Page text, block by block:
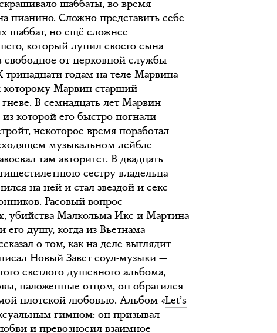
шаббаты, во время
пианино. Сложно представить себе
шаббат, но ещё сложнее
который лупил своего сына
от церковной службы
годам на теле Марвина
которому Марвин-старший
В семнадцать лет Марвин
которой его быстро погнали
некоторое время поработал
музыкальном лейбле
там авторитет. В двадцать
сестру владельца
на ней и стал звездой и секс-
Расовый вопрос
убийства Малкольма Икс и Мартина
душу, когда из Вьетнама
о том, как на деле выглядит
Новый Завет соул-музыки —
светлого душевного альбома,
наложенные отцом, он обратился
плотской любовью. Альбом «Let’s
гимном: он призывал
и превозносил взаимное